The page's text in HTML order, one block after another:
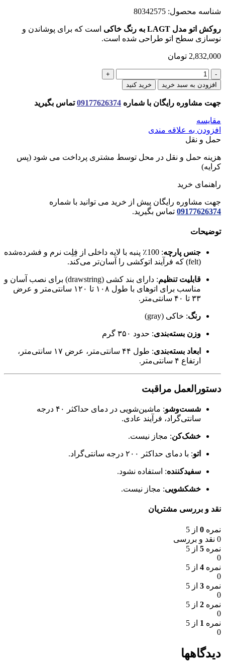
شناسه محصول: 80342575
روکش اتو مدل LAGT به رنگ خاکی
است که برای پوشاندن و
نوسازی سطح اتو طراحی شده است.
2,832,000 تومان
روكش
ميز
اتو
LAGT
عدد
افزودن به سبد خرید خرید کنید
جهت مشاوره رایگان با شماره 09177626374تماس بگیرید
مقایسه
افزودن به علاقه مندی
حمل و نقل
هزینه حمل و نقل در محل توسط مشتری پرداخت می شود (پس
کرایه)
راهنمای خرید
جهت مشاوره رایگان پیش از خرید می توانید با شماره
09177626374 تماس بگیرید.
توضیحات
جنس پارچه
: 100٪ پنبه با لایه داخلی از فِلِت نرم و فشرده‌شده
(felt) که فرآیند اتوکشی را آسان‌تر می‌کند.
قابلیت تنظیم
: دارای بند کشی (drawstring) برای نصب آسان و
مناسب برای اتوهای با طول ۱۰۸ تا ۱۲۰ سانتی‌متر و عرض
۳۳ تا ۴۰ سانتی‌متر.
رنگ: خاکی (gray)
وزن بسته‌بندی: حدود ۳۵۰ گرم
ابعاد بسته‌بندی
: طول ۴۴ سانتی‌متر، عرض ۱۷ سانتی‌متر،
ارتفاع ۴ سانتی‌متر.
دستورالعمل مراقبت
شست‌وشو
: ماشین‌شویی در دمای حداکثر ۴۰ درجه
سانتی‌گراد، فرآیند عادی.
خشک‌کن: مجاز نیست.
اتو: با دمای حداکثر ۲۰۰ درجه سانتی‌گراد.
سفیدکننده: استفاده نشود.
خشکشویی: مجاز نیست.
نقد و بررسی مشتریان
نمره 0 از 5
0 نقد و بررسی
نمره 5 از 5
0
نمره 4 از 5
0
نمره 3 از 5
0
نمره 2 از 5
0
نمره 1 از 5
0
دیدگاهها